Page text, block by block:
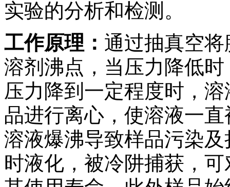
实验的分析和检测。
工作原理： 通过抽真空
溶剂沸点，当压力降低
压力降到一定程度时，
品进行离心，使溶液一
溶液爆沸导致样品污染
时液化，被冷阱捕获，